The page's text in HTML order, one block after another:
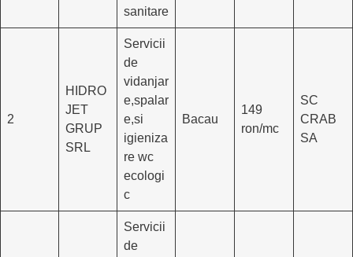
sanitare
2
HIDRO
JET
GRUP
SRL
Servicii
de
vidanjar
e,spalar
e,si
igieniza
re wc
ecologi
c
Bacau
149
ron/mc
SC
CRAB
SA
Servicii
de